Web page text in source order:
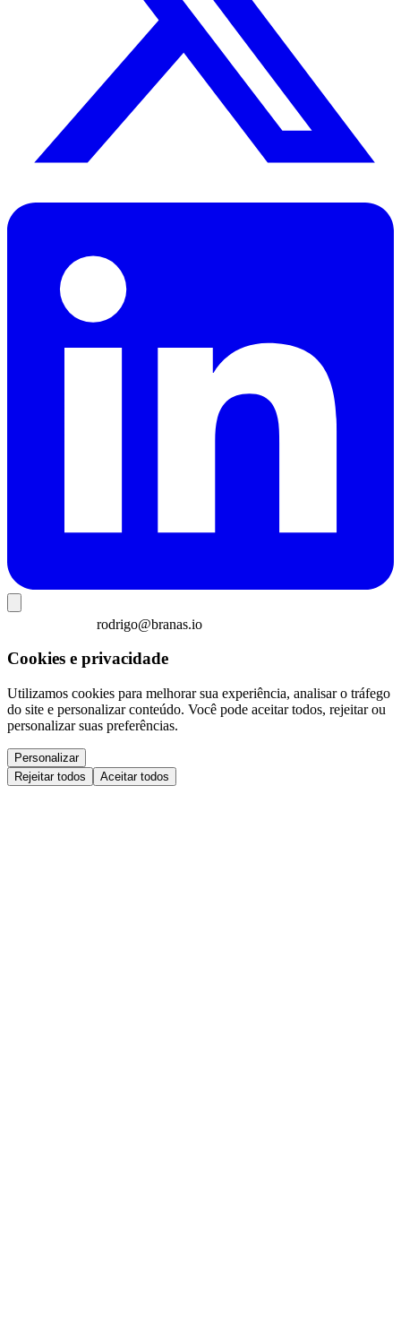
rodrigo@branas.io
Cookies e privacidade
Utilizamos cookies para melhorar sua experiência, analisar o tráfego
do site e personalizar conteúdo. Você pode aceitar todos, rejeitar ou
personalizar suas preferências.
Personalizar
Rejeitar todos
Aceitar todos